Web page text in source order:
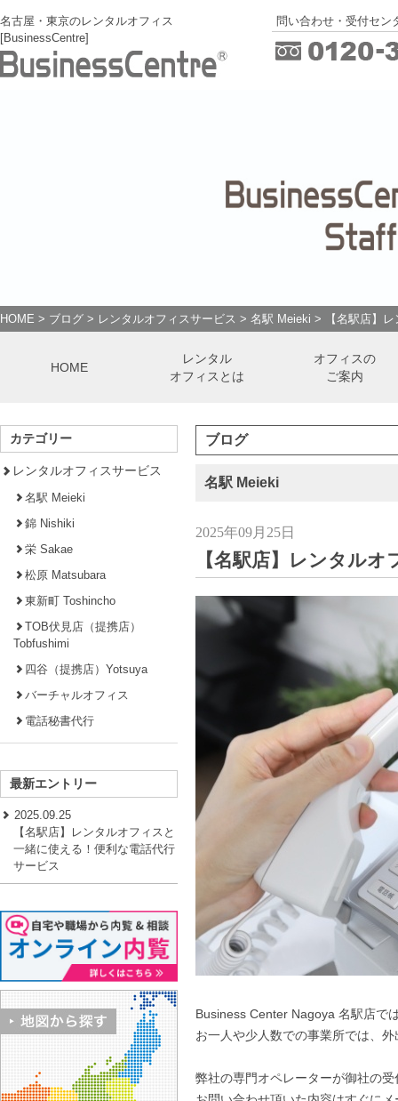
名古屋・東京のレンタルオフィス
[BusinessCentre]
問い合わせ・受付セン
HOME > ブログ > レンタルオフィスサービス > 名駅 Meieki > 【名駅店】
HOME
レンタル
オフィスとは
オフィスの
ご案内
ブログ
名駅 Meieki
2025年09月25日
【名駅店】レンタル
Business Center Nagoya 名駅店で
お一人や少人数での事業所では、
弊社の専門オペレーターが御社の
カテゴリー
レンタルオフィスサービス
名駅 Meieki
錦 Nishiki
栄 Sakae
松原 Matsubara
東新町 Toshincho
TOB伏見店（提携店）
Tobfushimi
四谷（提携店）Yotsuya
バーチャルオフィス
電話秘書代行
最新エントリー
2025.09.25
【名駅店】レンタルオフィスと
一緒に使える！便利な電話代行
サービス